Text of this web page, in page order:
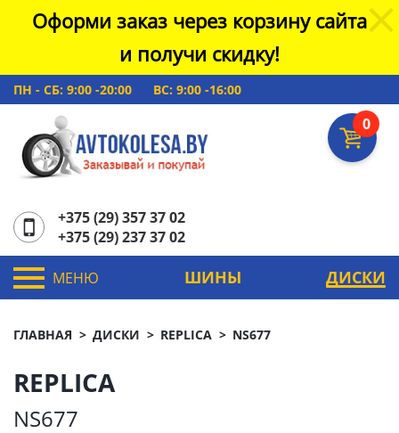
Оформи заказ через корзину сайта
и получи скидку!
ПН - СБ: 9:00 -20:00 ВС: 9:00 -16:00
0
+375 (29) 357 37 02
+375 (29) 237 37 02
МЕНЮ ШИНЫ ДИСКИ
ГЛАВНАЯ ДИСКИ REPLICA NS677
REPLICA
NS677